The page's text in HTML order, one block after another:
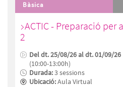
Bàsica
ACTIC - Preparació per
2
Del dt. 25/08/26 al dt. 01/09/26
(10:00-13:00h)
Durada:3 sessions
Ubicació:Aula Virtual